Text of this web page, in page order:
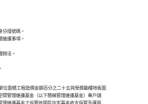
分證號碼。
維護事項。
辦法。
位面積工程造價金額百分之二十五與受獎勵樓地板面
間管理維護基金（以下簡稱管理維護基金）專戶儲
理維護基金之設置依國民住宅基金收支保管及運用